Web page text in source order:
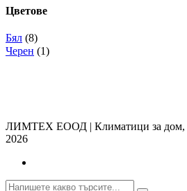
Цветове
Бял (8)
Черен (1)
ЛИМТЕХ ЕООД | Климатици за дом,
2026